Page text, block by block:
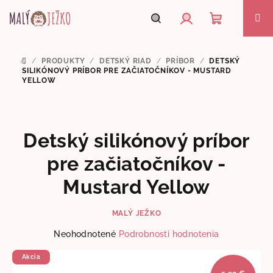
Nákupný
košík
DOMOV
/ PRODUKTY / DETSKÝ RIAD / PRÍBOR /
DETSKÝ
SILIKÓNOVÝ PRÍBOR PRE ZAČIATOČNÍKOV - MUSTARD
YELLOW
Detský silikónový príbor
pre začiatočníkov -
Mustard Yellow
MALÝ JEŽKO
Priemerné
Neohodnotené Podrobnosti hodnotenia
Akcia